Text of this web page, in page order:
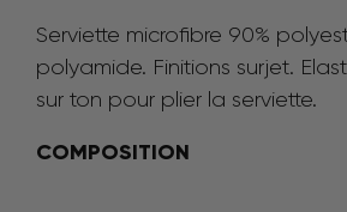
Serviette microfibre 90%
polyamide. Finitions surjet.
sur ton pour plier la serviette.
COMPOSITION